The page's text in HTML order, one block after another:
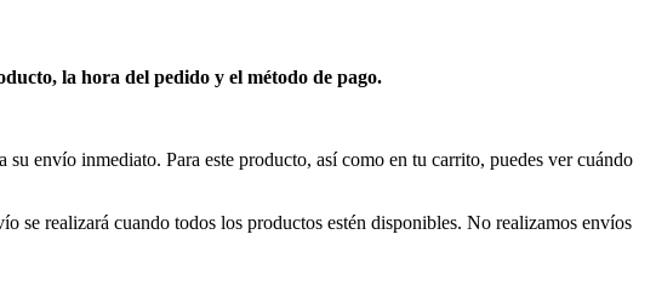
la hora del pedido y el método de pago.
envío inmediato. Para este producto, así como en tu carrito, puedes ver cuándo
se realizará cuando todos los productos estén disponibles. No realizamos envíos